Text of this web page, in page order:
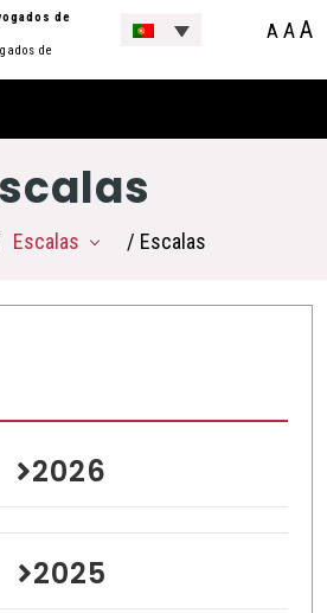
de
de
A AA
Escalas / Escalas
2026
2025